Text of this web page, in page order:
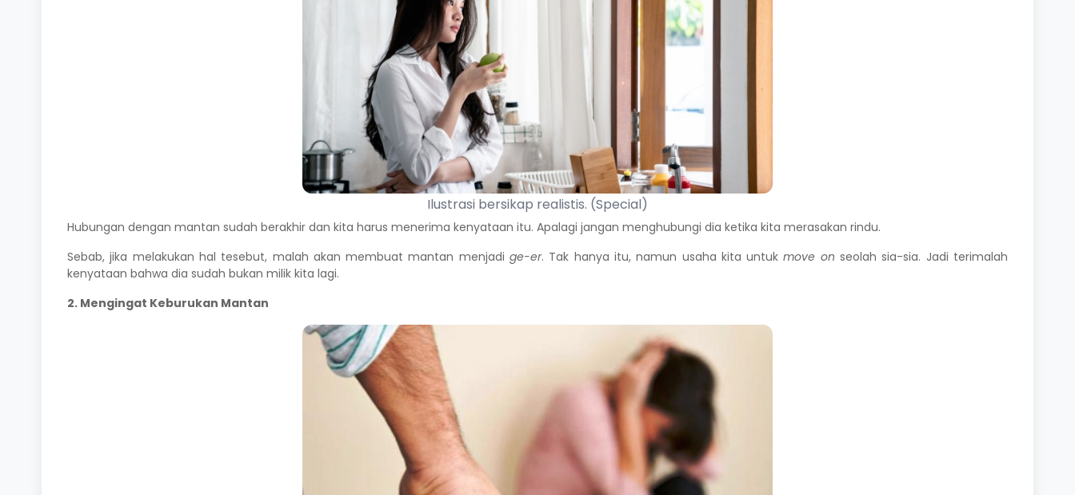
Ilustrasi bersikap realistis. (Special)
Hubungan dengan mantan sudah berakhir dan kita harus menerima kenyataan itu. Apalagi jangan menghubungi dia ketika kita merasakan rindu.
Sebab, jika melakukan hal tesebut, malah akan membuat mantan menjadige-er. Tak hanya itu, namun usaha kita untukmove on seolah sia-sia. Jadi terimalah
kenyataan bahwa dia sudah bukan milik kita lagi.
2. Mengingat Keburukan Mantan